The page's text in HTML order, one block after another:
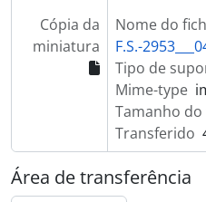
Cópia da
miniatura
Nome do
F.S.-
Tipo de
Mime-type
Tamanho
Transferido
Área de transferência